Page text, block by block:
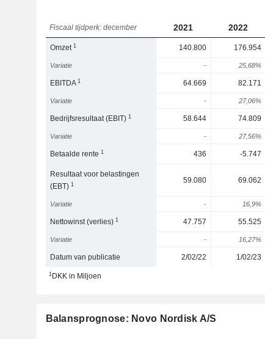
Fiscaal tijdperk: december 2021 2022
Omzet1 140.800 176.954
Variatie - 25,68%
EBITDA1 64.669 82.171
Variatie - 27,06%
Bedrijfsresultaat (EBIT)1 58.644 74.809
Variatie - 27,56%
Betaalde rente1 436 -5.747
Resultaat voor belastingen
(EBT)1 59.080 69.062
Variatie - 16,9%
Nettowinst (verlies)1 47.757 55.525
Variatie - 16,27%
Datum van publicatie 2/02/22 1/02/23
1DKK in Miljoen
Balansprognose: Novo Nordisk A/S